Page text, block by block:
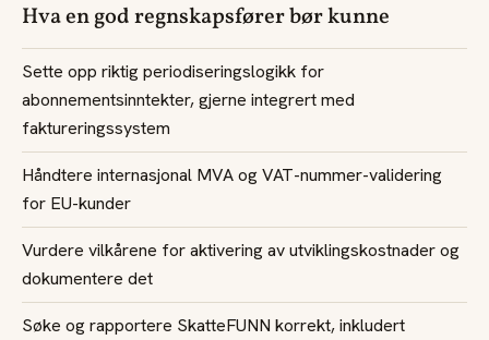
Hva en god regnskapsfører bør kunne
Sette opp riktig periodiseringslogikk for
abonnementsinntekter, gjerne integrert med
faktureringssystem
Håndtere internasjonal MVA og VAT-nummer-validering
for EU-kunder
Vurdere vilkårene for aktivering av utviklingskostnader og
dokumentere det
Søke og rapportere SkatteFUNN korrekt, inkludert